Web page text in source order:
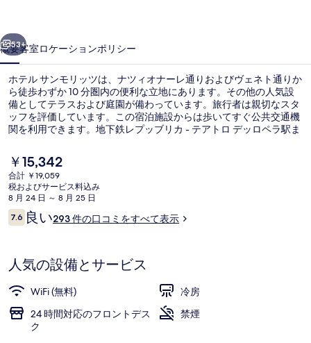
ッ
ツ
の
写
真
ギ
ャ
ラ
リ
53+
概要客室ロケーションポリシー
ホテル サンモリッツは、ナツィオナーレ通りおよびヴェネト通りか
ら徒歩わずか 10 分圏内の便利な立地にあります。その他の人気設
備としてテラスおよび庭園が備わっています。旅行者は親切なスタ
ッフを評価しています。この宿泊施設からは歩いてすぐ公共交通機
関を利用できます。地下鉄レプッブリカ - テアトロ デッロペラ駅ま
現
在
の
料
金
は
す
￥15,342
合計 ￥19,059
税およびサービス料込み
8 月 24 日 ～ 8 月 25 日
口
コ
7.610段階中7.6
良い293 件の口コミをすべて表示
人気の設備とサービス
WiFi (無料)
冷房
24 時間対応のフロントデス
ク
禁煙